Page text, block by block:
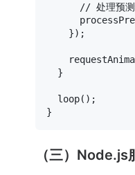
// 处理预测
    });
  }
loop();
（三）Node.js